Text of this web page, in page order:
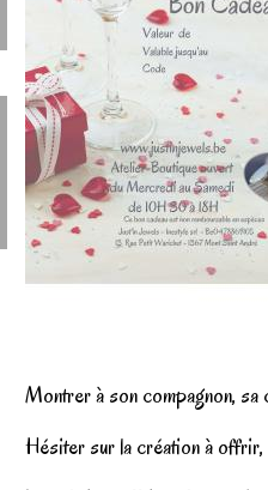
Montrer à son compagnon, sa
Hésiter sur la création à offrir,